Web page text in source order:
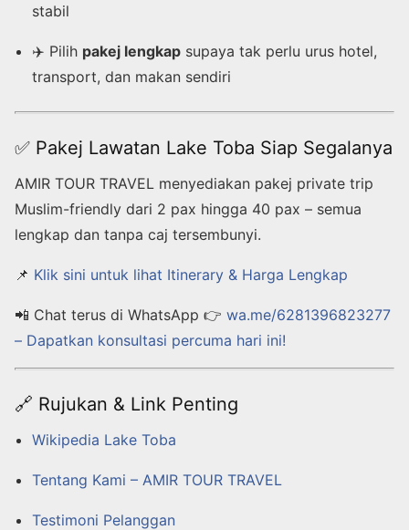
stabil
✈️ Pilih pakej lengkap supaya tak perlu urus hotel,
transport, dan makan sendiri
✅ Pakej Lawatan Lake Toba Siap Segalanya
AMIR TOUR TRAVEL menyediakan pakej private trip
Muslim-friendly dari 2 pax hingga 40 pax – semua
lengkap dan tanpa caj tersembunyi.
📌 Klik sini untuk lihat Itinerary & Harga Lengkap
📲 Chat terus di WhatsApp 👉 wa.me/6281396823277
– Dapatkan konsultasi percuma hari ini!
🔗 Rujukan & Link Penting
Wikipedia Lake Toba
Tentang Kami – AMIR TOUR TRAVEL
Testimoni Pelanggan